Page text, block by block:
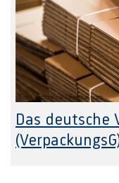
Foto: surfmedia / Fotolia.com
Das deutsche